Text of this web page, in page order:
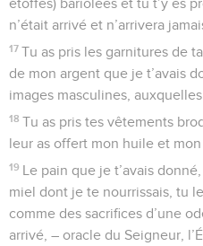
étoffes) bariolées et tu t’y es
n’était arrivé et n’arrivera
17 Tu as pris les garnitures de
de mon argent que je t’avais
images masculines,
18 Tu as pris tes vêtements
leur as offert mon huile et mon
19 Le pain que je t’avais
miel dont je te nourrissais, tu
comme des sacrifices d’une
arrivé, – oracle du Seigneur,